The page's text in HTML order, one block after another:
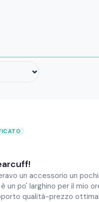
un accessorio un
un po' larghino per il mio
qualità-prezzo